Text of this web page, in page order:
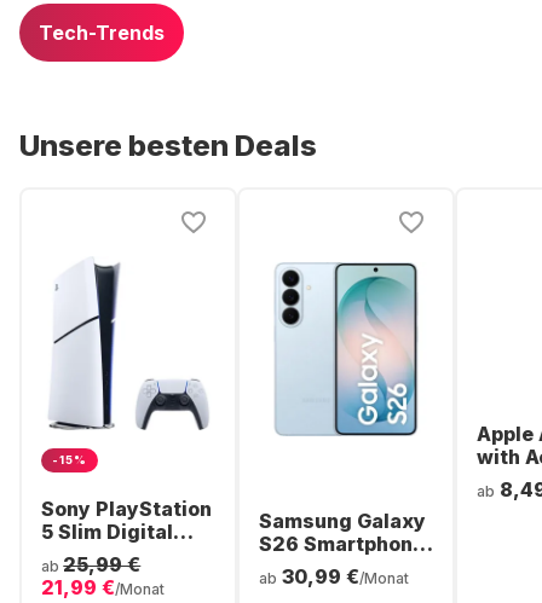
Tech-Trends
Unsere besten Deals
-15%
Sony PlayStation
5 Slim Digital
Console
ab 25,99 €
21,99 €/Monat
Samsung Galaxy
S26 Smartphone
- 256GB - Dual
SIM
ab 30,99 €/Monat
Apple
with
Noise
ab